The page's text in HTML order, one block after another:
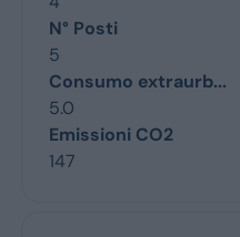
N° Posti
5
Consumo extraurb...
5.0
Emissioni CO2
147